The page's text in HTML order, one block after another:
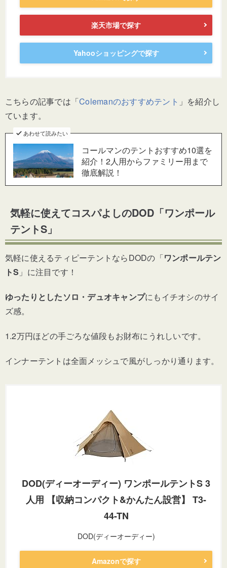
楽天市場で探す
Yahooショッピングで探す
こちらの記事では「Colemanのおすすめテント 」を紹介し
ています。
あわせて読みたい
コールマンのテントおすすめ10選を
紹介！2人用からファミリー用まで
徹底解説！
気軽に使えてコスパよしのDOD「ワンポール
テントS」
気軽に使えるティピーテントならDODの「ワンポールテン
トS 」に注目です！
ゆったりとしたソロ・デュオキャンプにもイチオシのサイ
ズ感。
1.2万円ほどの手ごろな値段もお財布にうれしいです。
インナーテントは全面メッシュで風がしっかり通ります。
DOD(ディーオーディー) ワンポールテントS 3
人用 【収納コンパクト&かんたん設営】 T3-
44-TN
DOD(ディーオーディー)
Amazonで探す